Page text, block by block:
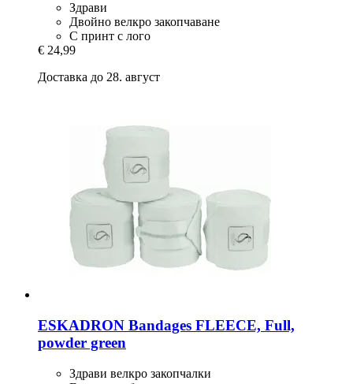
Здрави
Двойно велкро закопчаване
С принт с лого
€ 24,99
Доставка до 28. август
ESKADRON Bandages FLEECE, Full,
powder green
Здрави велкро закопчалки